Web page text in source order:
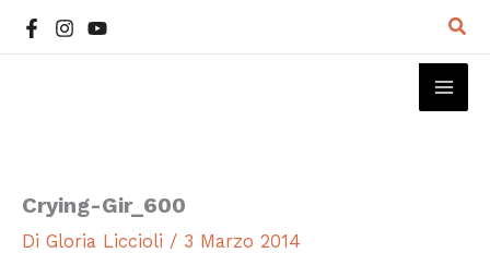
Crying-Gir_600
Di Gloria Liccioli / 3 Marzo 2014